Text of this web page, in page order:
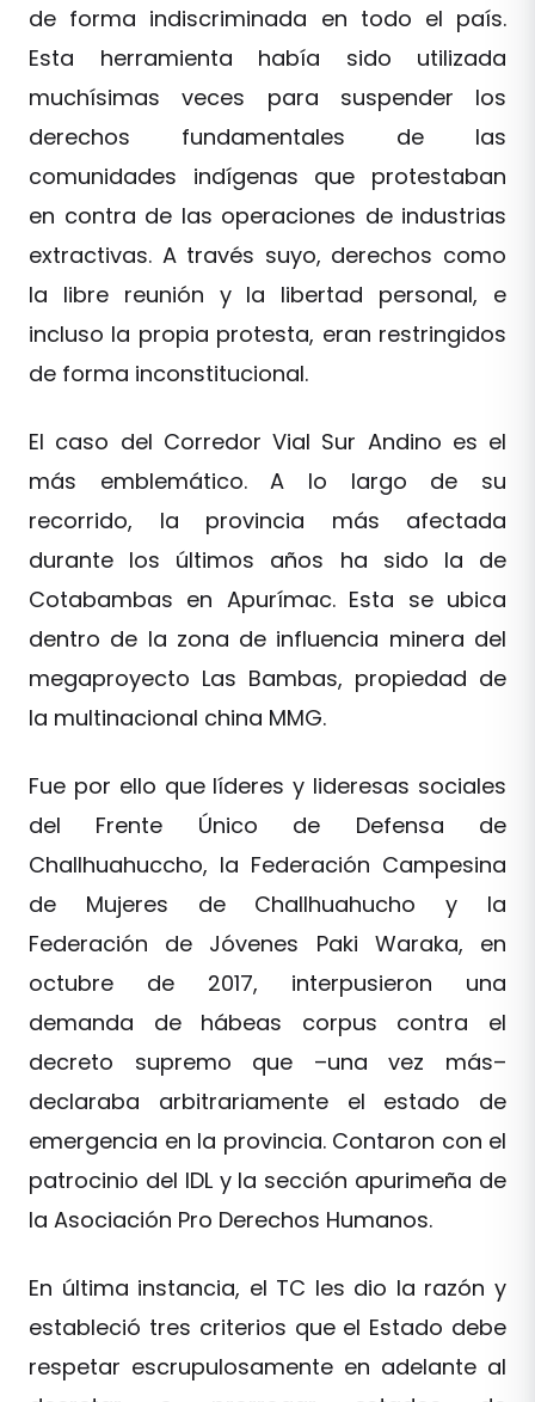
de forma indiscriminada en todo el país.
Esta herramienta había sido utilizada
muchísimas veces para suspender los
derechos fundamentales de las
comunidades indígenas que protestaban
en contra de las operaciones de industrias
extractivas. A través suyo, derechos como
la libre reunión y la libertad personal, e
incluso la propia protesta, eran restringidos
de forma inconstitucional.
El caso del Corredor Vial Sur Andino es el
más emblemático. A lo largo de su
recorrido, la provincia más afectada
durante los últimos años ha sido la de
Cotabambas en Apurímac. Esta se ubica
dentro de la zona de influencia minera del
megaproyecto Las Bambas, propiedad de
la multinacional china MMG.
Fue por ello que líderes y lideresas sociales
del Frente Único de Defensa de
Challhuahuccho, la Federación Campesina
de Mujeres de Challhuahucho y la
Federación de Jóvenes Paki Waraka, en
octubre de 2017, interpusieron una
demanda de hábeas corpus contra el
decreto supremo que –una vez más–
declaraba arbitrariamente el estado de
emergencia en la provincia. Contaron con el
patrocinio del IDL y la sección apurimeña de
la Asociación Pro Derechos Humanos.
En última instancia, el TC les dio la razón y
estableció tres criterios que el Estado debe
respetar escrupulosamente en adelante al